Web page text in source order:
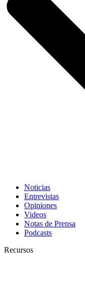
Noticias
Entrevistas
Opiniones
Videos
Notas de Prensa
Podcasts
Recursos